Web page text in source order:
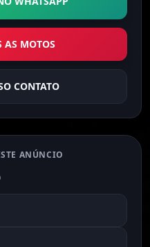
AS MOTOS
CONTATO
ANÚNCIO